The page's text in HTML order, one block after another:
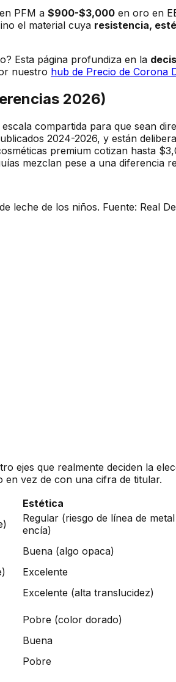
en PFM a $900-$3,000 en oro en
el material cuya resistencia,
Esta página profundiza en la
nuestro hub de Precio de Corona
2026)
compartida para que sean
2024-2026, y están
premium cotizan hasta
mezclan pese a una diferencia
leche de los niños. Fuente: Real
ejes que realmente deciden la
en vez de con una cifra de titular.
Estética
Regular (riesgo de línea de
encía)
Buena (algo opaca)
Excelente
Excelente (alta translucidez)
Pobre (color dorado)
Buena
Pobre